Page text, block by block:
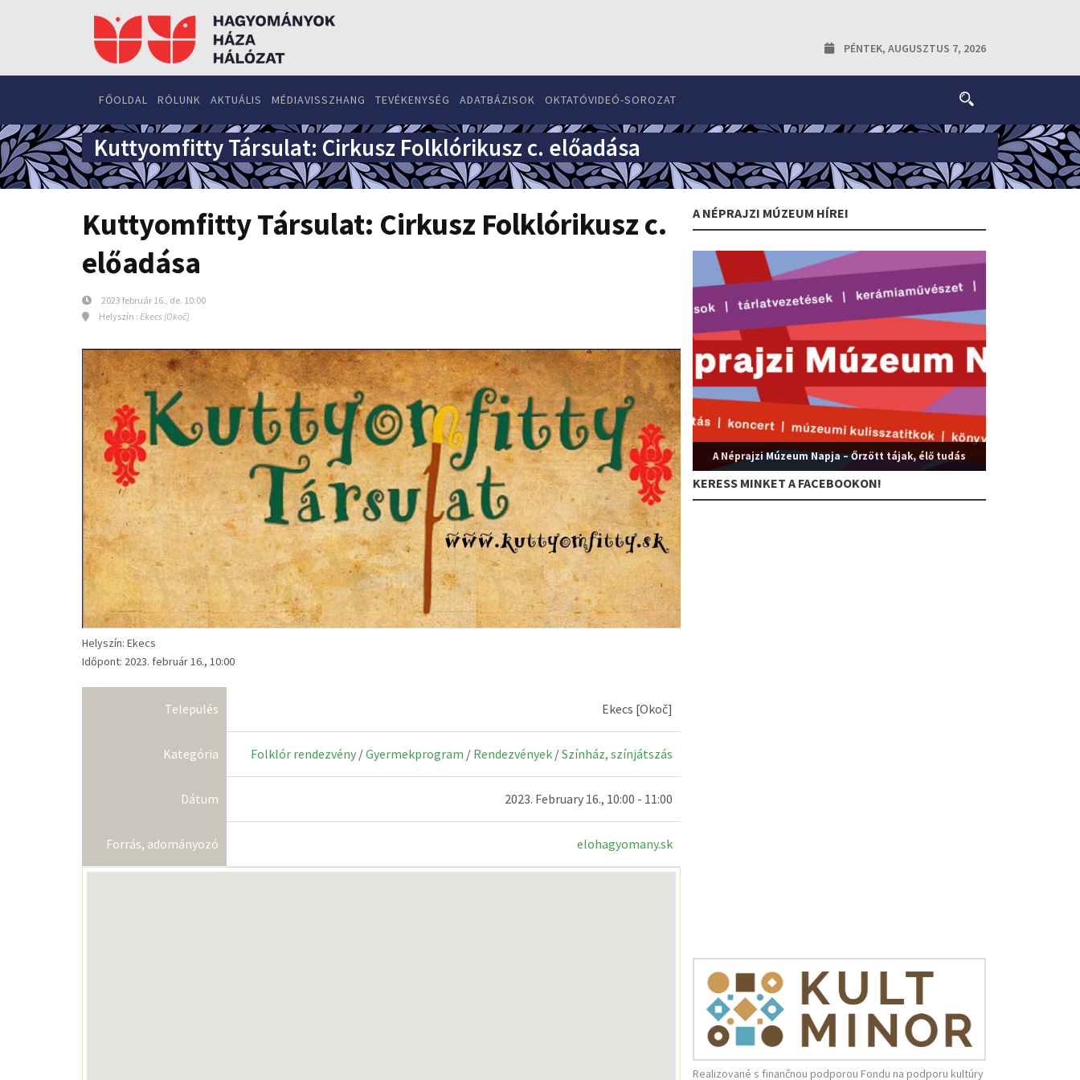
PÉNTEK, AUGUSZTUS 7, 2026
FŐOLDAL RÓLUNK AKTUÁLIS MÉDIAVISSZHANG TEVÉKENYSÉG ADATBÁZISOK OKTATÓVIDEÓ-SOROZAT
Kuttyomfitty Társulat: Cirkusz Folklórikusz c. előadása
Kuttyomfitty Társulat: Cirkusz Folklórikusz c.
előadása
2023 február 16., de. 10:00
Helyszín : Ekecs (Okoč)
Helyszín: Ekecs
Időpont: 2023. február 16., 10:00
Település Ekecs [Okoč]
Kategória Folklór rendezvény /Gyermekprogram / Rendezvények /Színház, színjátszás
Dátum 2023. February 16., 10:00 - 11:00
Forrás, adományozó elohagyomany.sk
A NÉPRAJZI MÚZEUM HÍREI
A Néprajzi Múzeum Napja – Őrzött tájak, élő tudás
KERESS MINKET A FACEBOOKON!
Realizované s finančnou podporou Fondu na podporu kultúry